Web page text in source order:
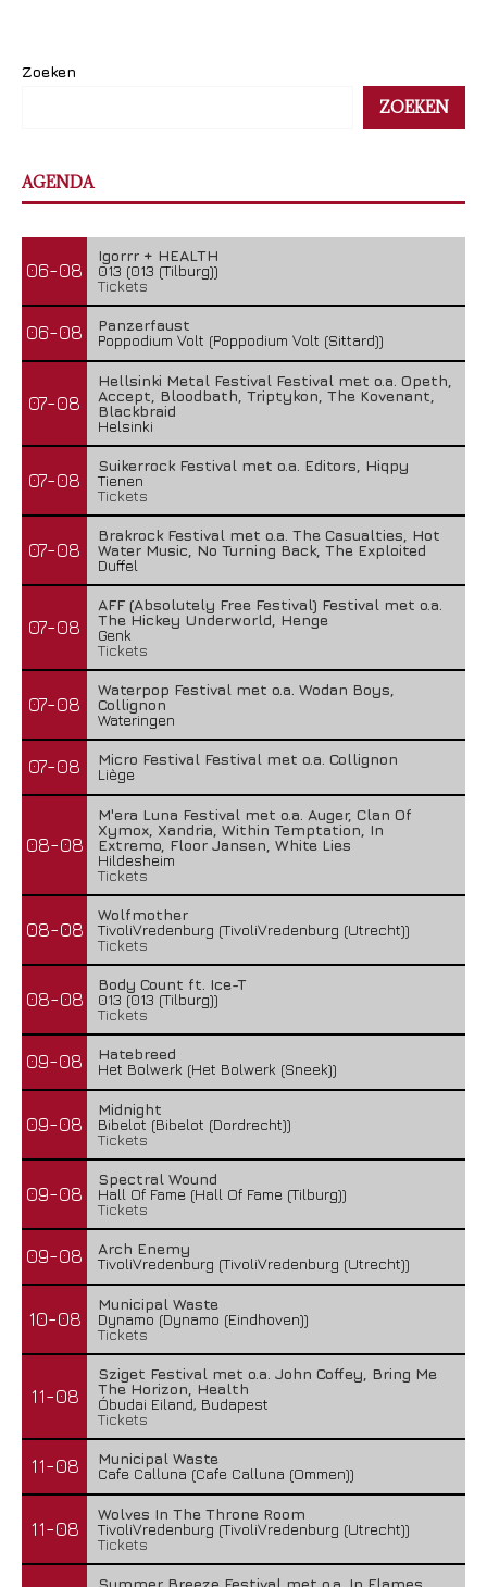
Zoeken
ZOEKEN
AGENDA
06-08
Igorrr + HEALTH
013 (013 (Tilburg))
Tickets
06-08
Panzerfaust
Poppodium Volt (Poppodium Volt (Sittard))
07-08
Hellsinki Metal Festival Festival met o.a. Opeth,
Accept, Bloodbath, Triptykon, The Kovenant,
Blackbraid
Helsinki
07-08
Suikerrock Festival met o.a. Editors, Hiqpy
Tienen
Tickets
07-08
Brakrock Festival met o.a. The Casualties, Hot
Water Music, No Turning Back, The Exploited
Duffel
07-08
AFF (Absolutely Free Festival) Festival met o.a.
The Hickey Underworld, Henge
Genk
Tickets
07-08
Waterpop Festival met o.a. Wodan Boys,
Collignon
Wateringen
07-08
Micro Festival Festival met o.a. Collignon
Liège
08-08
M'era Luna Festival met o.a. Auger, Clan Of
Xymox, Xandria, Within Temptation, In
Extremo, Floor Jansen, White Lies
Hildesheim
Tickets
08-08
Wolfmother
TivoliVredenburg (TivoliVredenburg (Utrecht))
Tickets
08-08
Body Count ft. Ice-T
013 (013 (Tilburg))
Tickets
09-08
Hatebreed
Het Bolwerk (Het Bolwerk (Sneek))
09-08
Midnight
Bibelot (Bibelot (Dordrecht))
Tickets
09-08
Spectral Wound
Hall Of Fame (Hall Of Fame (Tilburg))
Tickets
09-08
Arch Enemy
TivoliVredenburg (TivoliVredenburg (Utrecht))
10-08
Municipal Waste
Dynamo (Dynamo (Eindhoven))
Tickets
11-08
Sziget Festival met o.a. John Coffey, Bring Me
The Horizon, Health
Óbudai Eiland, Budapest
Tickets
11-08
Municipal Waste
Cafe Calluna (Cafe Calluna (Ommen))
11-08
Wolves In The Throne Room
TivoliVredenburg (TivoliVredenburg (Utrecht))
Tickets
Summer Breeze Festival met o.a. In Flames,